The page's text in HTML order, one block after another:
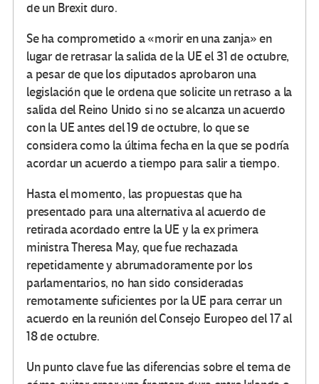
de un Brexit duro.
Se ha comprometido a «morir en una zanja» en
lugar de retrasar la salida de la UE el 31 de octubre,
a pesar de que los diputados aprobaron una
legislación que le ordena que solicite un retraso a la
salida del Reino Unido si no se alcanza un acuerdo
con la UE antes del 19 de octubre, lo que se
considera como la última fecha en la que se podría
acordar un acuerdo a tiempo para salir a tiempo.
Hasta el momento, las propuestas que ha
presentado para una alternativa al acuerdo de
retirada acordado entre la UE y la ex primera
ministra Theresa May, que fue rechazada
repetidamente y abrumadoramente por los
parlamentarios, no han sido consideradas
remotamente suficientes por la UE para cerrar un
acuerdo en la reunión del Consejo Europeo del 17 al
18 de octubre.
Un punto clave fue las diferencias sobre el tema de